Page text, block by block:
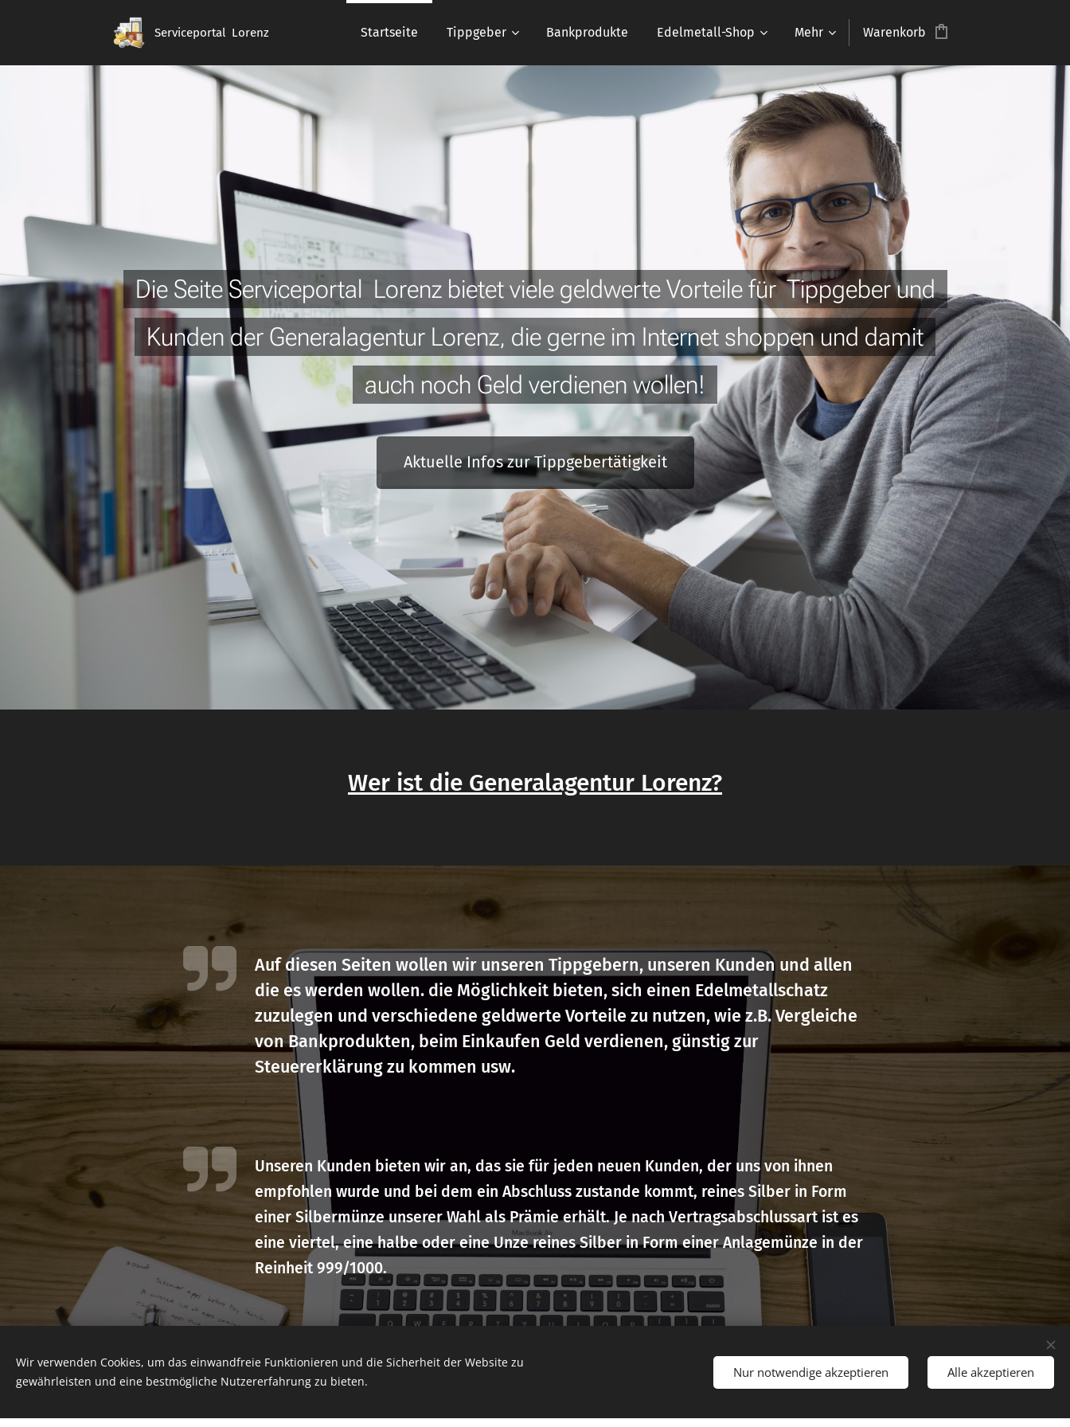
Serviceportal Lorenz Startseite Tippgeber Bankprodukte Edelmetall-Shop Mehr Warenkorb
Die Seite Serviceportal Lorenz bietet viele geldwerte Vorteile für Tippgeber und
Kunden der Generalagentur Lorenz, die gerne im Internet shoppen und damit
auch noch Geld verdienen wollen!
Aktuelle Infos zur Tippgebertätigkeit
Wer ist die Generalagentur Lorenz?
Auf diesen Seiten wollen wir unseren Tippgebern, unseren Kunden und allen
die es werden wollen. die Möglichkeit bieten, sich einen Edelmetallschatz
zuzulegen und verschiedene geldwerte Vorteile zu nutzen, wie z.B. Vergleiche
von Bankprodukten, beim Einkaufen Geld verdienen, günstig zur
Steuererklärung zu kommen usw.
Unseren Kunden bieten wir an, das sie für jeden neuen Kunden, der uns von ihnen
empfohlen wurde und bei dem ein Abschluss zustande kommt, reines Silber in Form
einer Silbermünze unserer Wahl als Prämie erhält.Je nach Vertragsabschlussart ist es
eine viertel, eine halbe oder eine Unze reines Silber in Form einer Anlagemünze in der
Reinheit 999/1000.
Oder werden Sie regelmäßiger Tippgeber und erlangen so einen Silber- oder
Goldschatz.Voraussetzung: Kunde der
Wir verwenden Cookies, um das einwandfreie Funktionieren und die Sicherheit der Website zu
gewährleisten und eine bestmögliche Nutzererfahrung zu bieten.
Nur notwendige akzeptieren Alle akzeptieren